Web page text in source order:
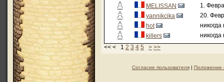
MELISSAN
1.
yannikcika
20.
hot
никогда
killers
никогда
<< < 1 2 3 4 5 > >>
Согласие пользователя| Положение